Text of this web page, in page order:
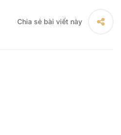
Chia sẻ bài viết này